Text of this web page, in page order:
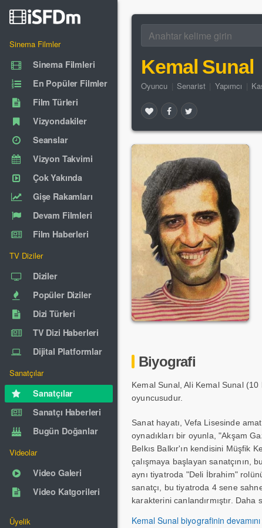
Sinema Filmler
Sinema Filmleri
En Popüler Filmler
Film Türleri
Vizyondakiler
Seanslar
Vizyon Takvimi
Çok Yakında
Gişe Rakamları
Devam Filmleri
Film Haberleri
TV Diziler
Diziler
Popüler Diziler
Dizi Türleri
TV Dizi Haberleri
Dijital Platformlar
Sanatçılar
Sanatçılar
Sanatçı Haberleri
Bugün Doğanlar
Videolar
Video Galeri
Video Katgorileri
Üyelik
Kemal Sunal
Oyuncu Senarist Yapımcı
Biyografi
Kemal Sunal, Ali Kemal Sunal
oyuncusudur.
Sanat hayatı, Vefa Lisesinde
oynadıkları bir oyunla, "Akşam
Belkıs Balkır'ın kendisini Müşfik
çalışmaya başlayan sanatçının,
aynı tiyatroda "Deli İbrahim"
sanatçı, bu tiyatroda 4 sene
karakterini canlandırmıştır.
Kemal Sunal biyografinin